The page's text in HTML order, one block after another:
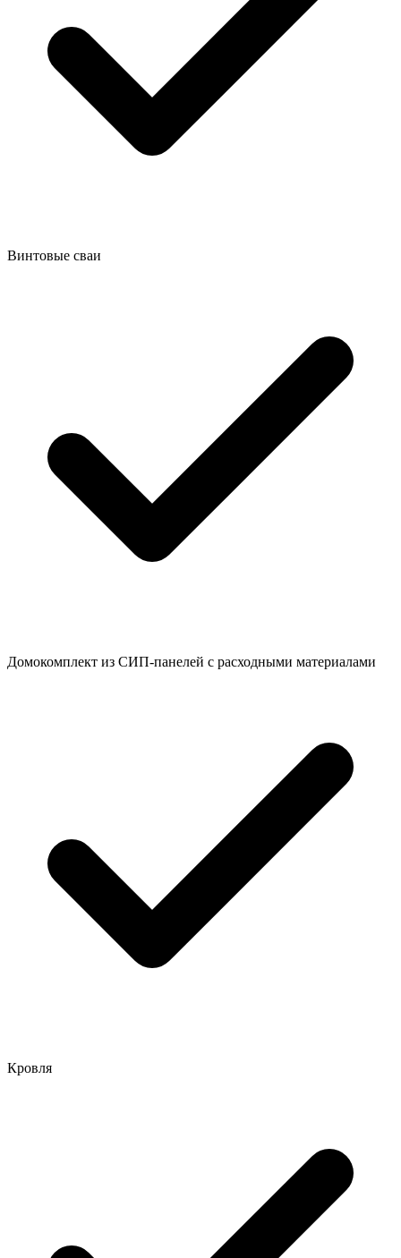
Винтовые сваи
Домокомплект из СИП-панелей с расходными материалами
Кровля